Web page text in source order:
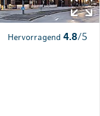
Hervorragend4.8/5